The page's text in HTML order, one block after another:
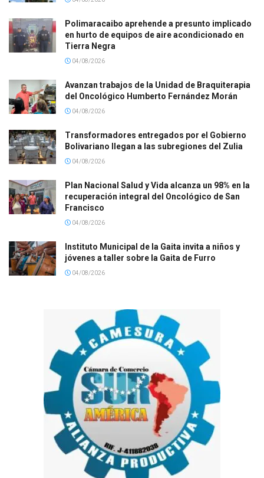
Polimaracaibo aprehende a presunto implicado
en hurto de equipos de aire acondicionado en
Tierra Negra
04/08/2026
Avanzan trabajos de la Unidad de Braquiterapia
del Oncológico Humberto Fernández Morán
04/08/2026
Transformadores entregados por el Gobierno
Bolivariano llegan a las subregiones del Zulia
04/08/2026
Plan Nacional Salud y Vida alcanza un 98% en la
recuperación integral del Oncológico de San
Francisco
04/08/2026
Instituto Municipal de la Gaita invita a niños y
jóvenes a taller sobre la Gaita de Furro
04/08/2026